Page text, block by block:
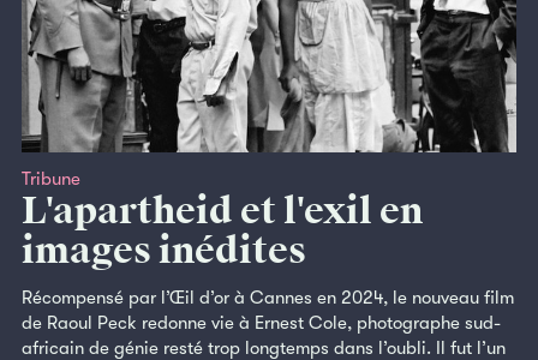
Tribune
L'apartheid et l'exil en
images inédites
Récompensé par l’Œil d’or à Cannes en 2024, le nouveau film
de Raoul Peck redonne vie à Ernest Cole, photographe sud-
africain de génie resté trop longtemps dans l’oubli. Il fut l’un